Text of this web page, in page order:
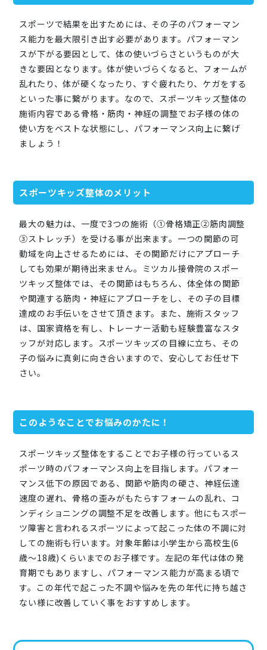
スポーツで結果を出すためには、その子のパフォーマン
ス能力を最大限引き出す必要があります。パフォーマン
スが下がる要因として、体の使いづらさというものが大
きな要因となります。体が使いづらくなると、フォームが
乱れたり、体が硬くなったり、すぐ疲れたり、ケガをする
といった事に繋がります。なので、スポーツキッズ整体の
施術内容である骨格・筋肉・神経の調整でお子様の体の
使い方をベストな状態にし、パフォーマンス向上に繋げ
ましょう！
スポーツキッズ整体のメリット
最大の魅力は、一度で3つの施術（①骨格矯正②筋肉調整
③ストレッチ）を受ける事が出来ます。一つの関節の可
動域を向上させるためには、その関節だけにアプローチ
しても効果が期待出来ません。ミツカル接骨院のスポー
ツキッズ整体では、その関節はもちろん、体全体の関節
や関連する筋肉・神経にアプローチをし、その子の目標
達成のお手伝いをさせて頂きます。また、施術スタッフ
は、国家資格を有し、トレーナー活動も経験豊富なスタ
ッフが対応します。スポーツキッズの目線に立ち、その
子の悩みに真剣に向き合いますので、安心してお任せ下
さい。
このようなことでお悩みのかたに！
スポーツキッズ整体をすることでお子様の行っているス
ポーツ時のパフォーマンス向上を目指します。パフォー
マンス低下の原因である、関節や筋肉の硬さ、神経伝達
速度の遅れ、骨格の歪みがもたらすフォームの乱れ、コ
ンディショニングの調整不足を改善します。他にもスポー
ツ障害と言われるスポーツによって起こった体の不調に対
しての施術も行います。対象年齢は小学生から高校生(6
歳～18歳)くらいまでのお子様です。左記の年代は体の発
育期でもありますし、パフォーマンス能力が高まる頃で
す。この年代で起こった不調や悩みを先の年代に持ち越さ
ない様に改善していく事をおすすめします。